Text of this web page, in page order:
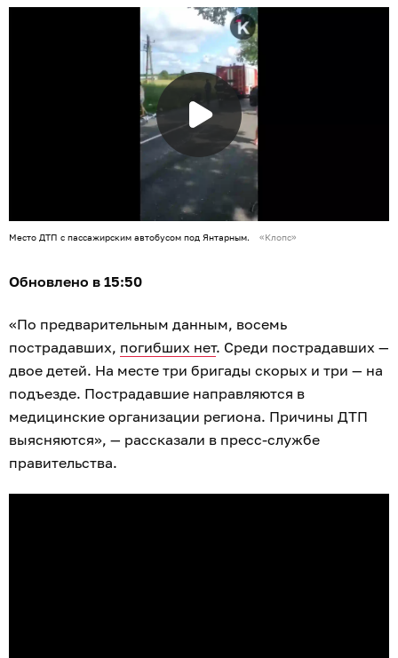
Место ДТП с пассажирским автобусом под Янтарным. «Клопс»
Обновлено в 15:50
«По предварительным данным, восемь
пострадавших, погибших нет. Среди пострадавших —
двое детей. На месте три бригады скорых и три — на
подъезде. Пострадавшие направляются в
медицинские организации региона. Причины ДТП
выясняются», — рассказали в пресс-службе
правительства.